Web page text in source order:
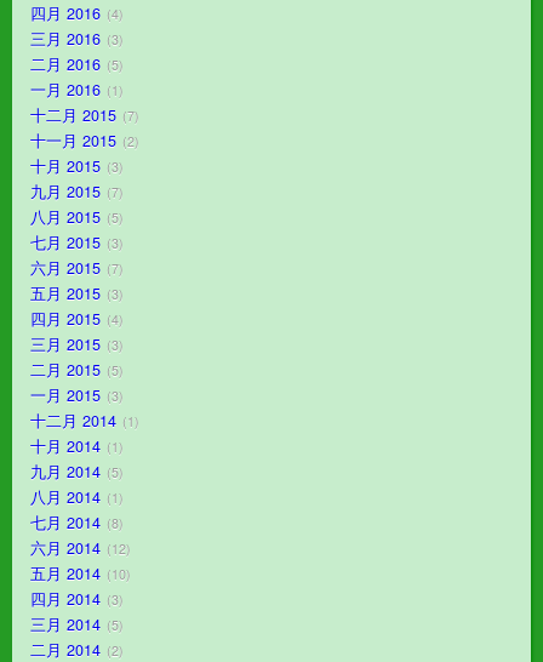
四月 2016 4
三月 2016 3
二月 2016 5
一月 2016 1
十二月 2015 7
十一月 2015 2
十月 2015 3
九月 2015 7
八月 2015 5
七月 2015 3
六月 2015 7
五月 2015 3
四月 2015 4
三月 2015 3
二月 2015 5
一月 2015 3
十二月 2014 1
十月 2014 1
九月 2014 5
八月 2014 1
七月 2014 8
六月 2014 12
五月 2014 10
四月 2014 3
三月 2014 5
二月 2014 2